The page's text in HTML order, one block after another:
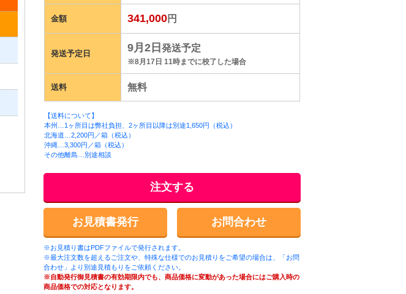
金額 341,000円
発送予定日 9月2日 発送予定
※8月17日 11時までに校了した場合
送料 無料
【送料について】
本州…1ヶ所目は弊社負担、2ヶ所目以降は別途1,650円（税込）
北海道…2,200円／箱（税込）
沖縄…3,300円／箱（税込）
その他離島…別途相談
注文する
お見積書発行 お問合わせ
※お見積り書はPDFファイルで発行されます。
※最大注文数を超えるご注文や、特殊な仕様でのお見積りをご希望の場合は、「お問
合わせ」より別途見積もりをご依頼ください。
※自動発行御見積書の有効期限内でも、商品価格に変動があった場合にはご購入時の
商品価格での対応となります。